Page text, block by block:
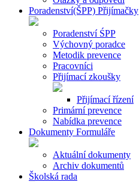
Poradenství(ŠPP) Přijímačky
Poradenství ŚPP
Výchovný poradce
Metodik prevence
Pracovníci
Přijímací zkoušky
Přijímací řízení
Primární prevence
Nabídka prevence
Dokumenty Formuláře
Aktuální dokumenty
Archiv dokumentů
Školská rada